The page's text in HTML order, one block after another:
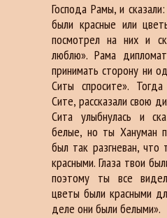
Господа Рамы, и
были красные или
посмотрел на них и
люблю». Рама
принимать сторону ни
Ситы спросите».
Сите, рассказали свою
Сита улыбнулась и
белые, но ты Хануман
был так разгневан, что
красными. Глаза твои
поэтому ты все
цветы были красными
деле они были белыми».